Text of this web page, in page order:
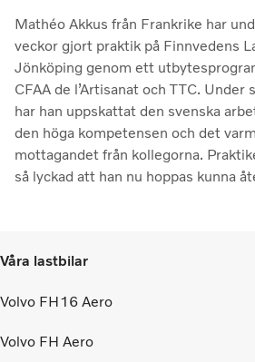
Mathéo Akkus från Frankrike har
veckor gjort praktik på Finnvedens
Jönköping genom ett
CFAA de l’Artisanat och TTC. Under
har han uppskattat den svenska
den höga kompetensen och det
mottagandet från kollegorna.
så lyckad att han nu hoppas kunna
Våra lastbilar
Volvo FH16 Aero
Volvo FH Aero